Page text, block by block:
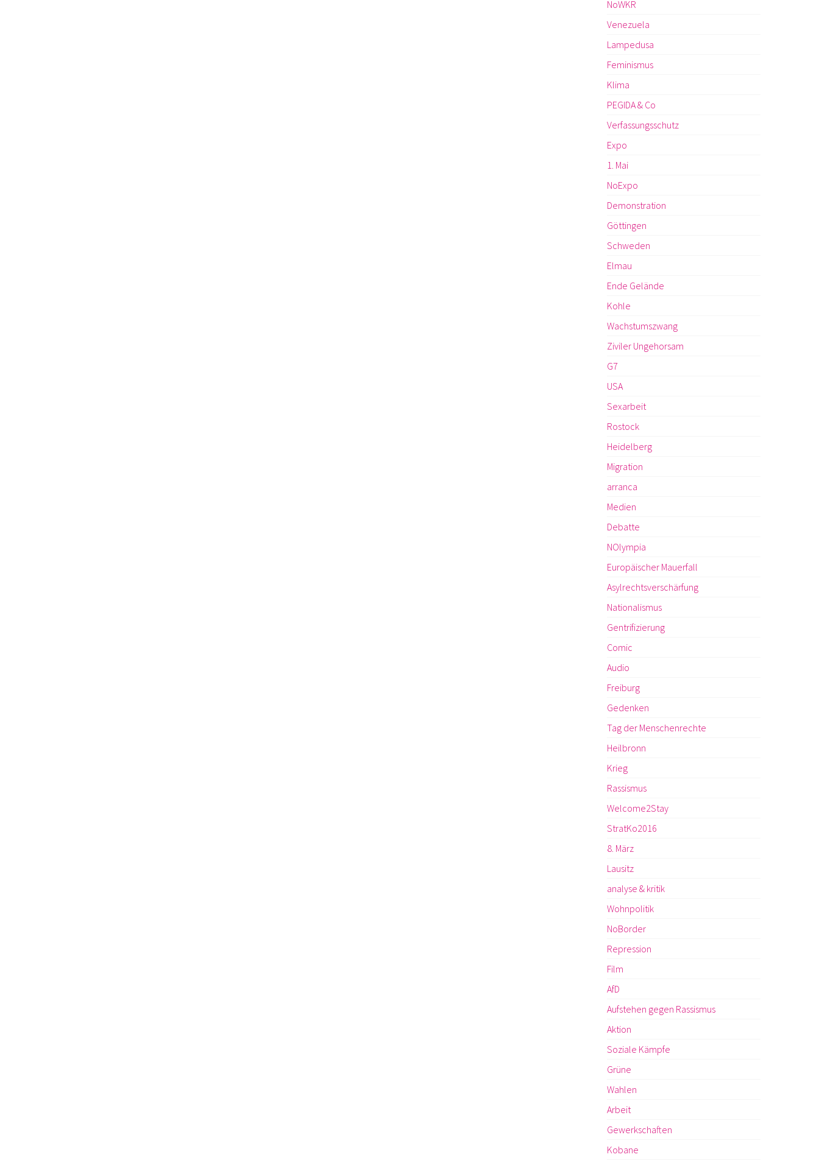
NoWKR
Venezuela
Lampedusa
Feminismus
Klima
PEGIDA & Co
Verfassungsschutz
Expo
1. Mai
NoExpo
Demonstration
Göttingen
Schweden
Elmau
Ende Gelände
Kohle
Wachstumszwang
Ziviler Ungehorsam
G7
USA
Sexarbeit
Rostock
Heidelberg
Migration
arranca
Medien
Debatte
NOlympia
Europäischer Mauerfall
Asylrechtsverschärfung
Nationalismus
Gentrifizierung
Comic
Audio
Freiburg
Gedenken
Tag der Menschenrechte
Heilbronn
Krieg
Rassismus
Welcome2Stay
StratKo2016
8. März
Lausitz
analyse & kritik
Wohnpolitik
NoBorder
Repression
Film
AfD
Aufstehen gegen Rassismus
Aktion
Soziale Kämpfe
Grüne
Wahlen
Arbeit
Gewerkschaften
Kobane